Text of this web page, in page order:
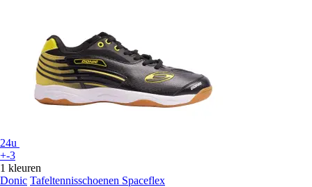
24u
+-3
1 kleuren
Donic Tafeltennisschoenen Spaceflex